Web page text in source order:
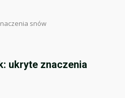
snów
ukryte znaczenia